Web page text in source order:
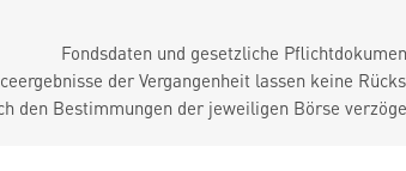
Fondsdaten und gesetzliche
der Vergangenheit lassen keine
den Bestimmungen der jeweiligen Börse